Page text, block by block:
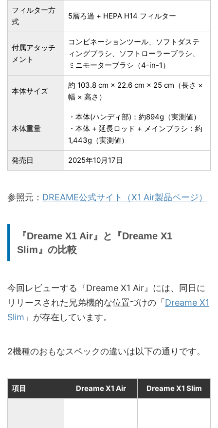
フィルター方
式
5層ろ過 + HEPA H14 フィルター
付属アタッチ
メント
コンビネーションツール、ソフトダステ
ィングブラシ、ソフトローラーブラシ、
ミニモーターブラシ（4-in-1）
本体サイズ
約 103.8 cm × 22.6 cm × 25 cm（長さ ×
幅 × 高さ）
本体重量
・本体(ハンディ部)：約894g（実測値）
・本体 + 延長ロッド + メインブラシ：約
1,443g（実測値）
発売日 2025年10月17日
参照元： DREAME公式サイト（X1 Air製品ページ）
『Dreame X1 Air』と『Dreame X1
Slim』の比較
今回レビューする『Dreame X1 Air』には、同日に
リリースされた兄弟機的な位置づけの「Dreame X1
Slim 」が存在しています。
2機種のおもなスペックの違いは以下の通りです。
項目 Dreame X1 Air Dreame X1 Slim